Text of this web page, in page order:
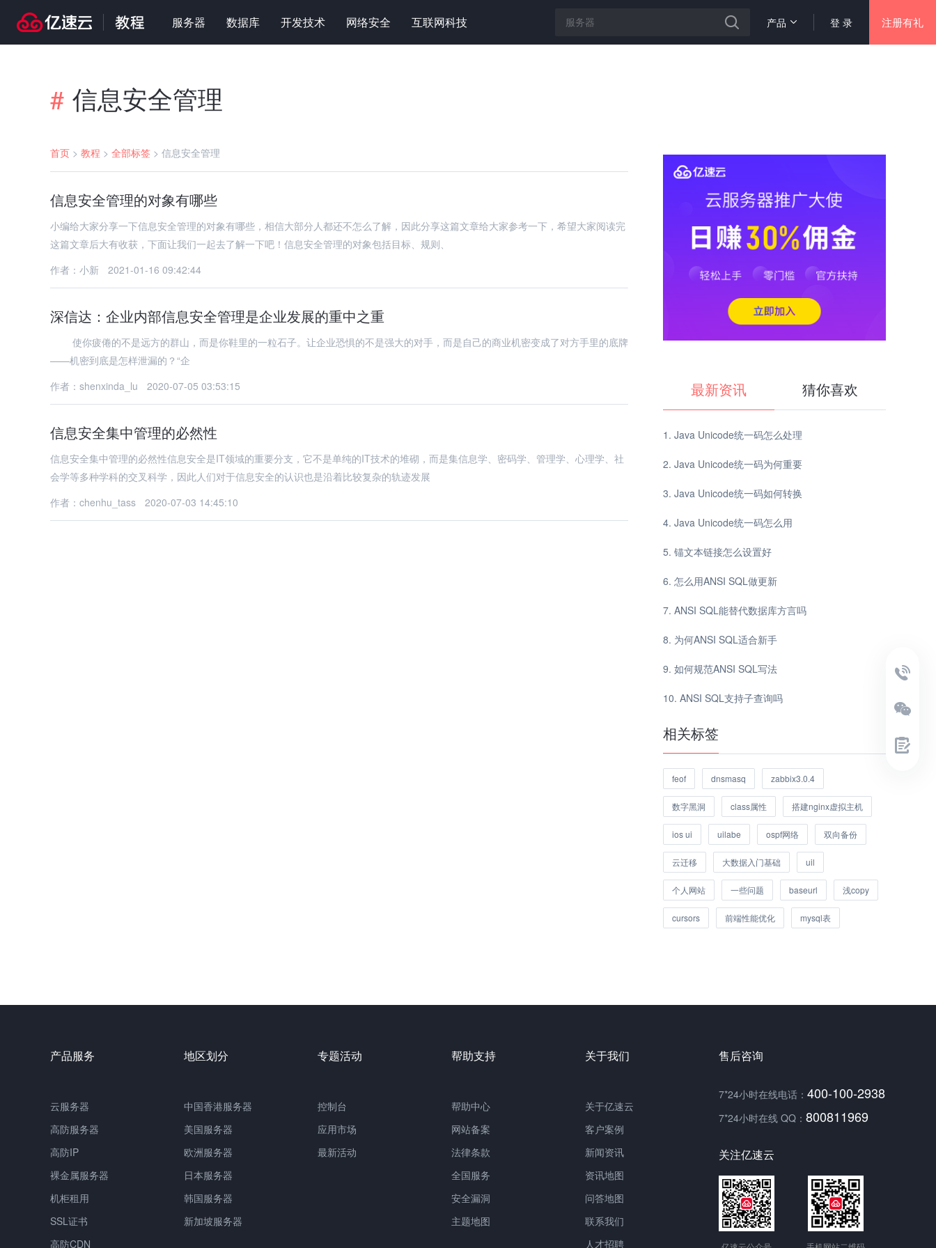
服务器 数据库 开发技术 网络安全 互联网科技 登 录 注册有礼
产品
# 信息安全管理
首页 > 教程 > 全部标签 > 信息安全管理
信息安全管理的对象有哪些
小编给大家分享一下信息安全管理的对象有哪些，相信大部分人都还不怎么了解，因此分享这篇文章给大家参考一下，希望大家阅读完
这篇文章后大有收获，下面让我们一起去了解一下吧！信息安全管理的对象包括目标、规则、
作者：小新
2021-01-16 09:42:44
深信达：企业内部信息安全管理是企业发展的重中之重
使你疲倦的不是远方的群山，而是你鞋里的一粒石子。让企业恐惧的不是强大的对手，而是自己的商业机密变成了对方手里的底牌
——机密到底是怎样泄漏的？“企
作者：shenxinda_lu
2020-07-05 03:53:15
信息安全集中管理的必然性
信息安全集中管理的必然性信息安全是IT领域的重要分支，它不是单纯的IT技术的堆砌，而是集信息学、密码学、管理学、心理学、社
会学等多种学科的交叉科学，因此人们对于信息安全的认识也是沿着比较复杂的轨迹发展
作者：chenhu_tass
2020-07-03 14:45:10
最新资讯 猜你喜欢
Java Unicode统一码怎么处理
Java Unicode统一码为何重要
Java Unicode统一码如何转换
Java Unicode统一码怎么用
锚文本链接怎么设置好
怎么用ANSI SQL做更新
ANSI SQL能替代数据库方言吗
为何ANSI SQL适合新手
如何规范ANSI SQL写法
ANSI SQL支持子查询吗
相关标签
feof dnsmasq zabbix3.0.4
数字黑洞 class属性 搭建nginx虚拟主机
ios ui uilabe ospf网络 双向备份
云迁移 大数据入门基础 uil
个人网站 一些问题 baseurl 浅copy
cursors 前端性能优化 mysql表
产品服务
云服务器
高防服务器
高防IP
裸金属服务器
机柜租用
SSL证书
高防CDN
地区划分
中国香港服务器
美国服务器
欧洲服务器
日本服务器
韩国服务器
新加坡服务器
专题活动
控制台
应用市场
最新活动
帮助支持
帮助中心
网站备案
法律条款
全国服务
安全漏洞
主题地图
关于我们
关于亿速云
客户案例
新闻资讯
资讯地图
问答地图
联系我们
人才招聘
售后咨询
7*24小时在线电话： 400-100-2938
7*24小时在线 QQ： 800811969
关注亿速云